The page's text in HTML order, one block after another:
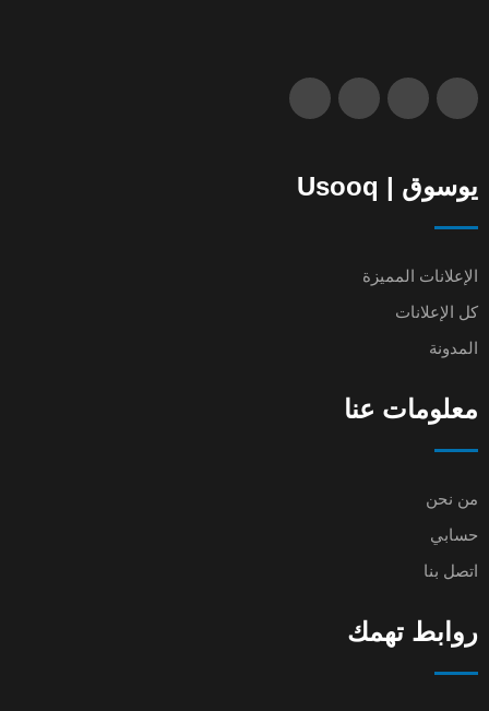
يوسوق | Usooq
الإعلانات المميزة
كل الإعلانات
المدونة
معلومات عنا
من نحن
حسابي
اتصل بنا
روابط تهمك